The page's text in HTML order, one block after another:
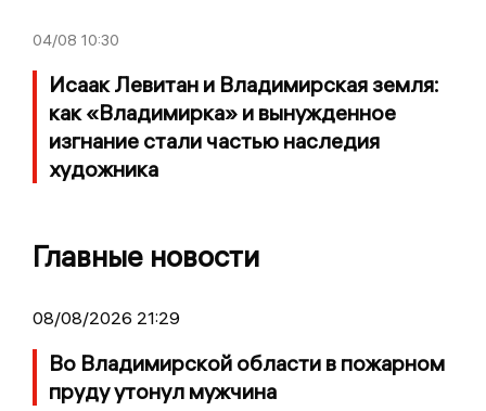
04/08 10:30
Исаак Левитан и Владимирская земля:
как «Владимирка» и вынужденное
изгнание стали частью наследия
художника
Главные новости
08/08/2026 21:29
Во Владимирской области в пожарном
пруду утонул мужчина